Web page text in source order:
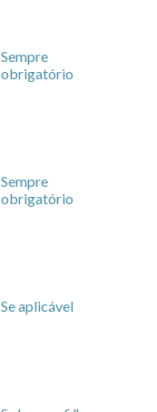
Sempre
obrigatório
Sempre
obrigatório
Se aplicável